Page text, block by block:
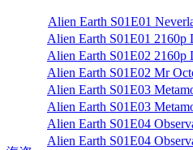
Alien Earth S01E01
Alien Earth S01E01
Alien Earth S01E02
Alien Earth S01E02 Mr
Alien Earth S01E03
Alien Earth S01E03
Alien Earth S01E04
Alien Earth S01E04